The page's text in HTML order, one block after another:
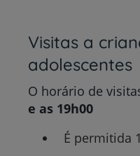
Visitas a
adolescentes
O horário de
e as 19h00
É permitida